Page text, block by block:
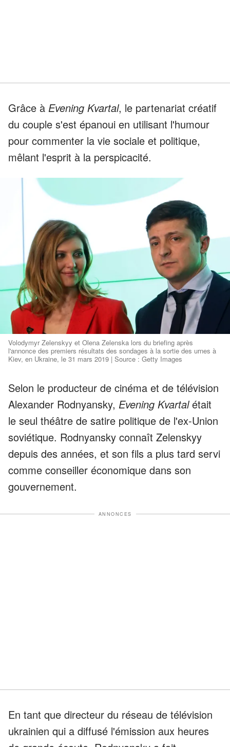
Grâce à Evening Kvartal, le partenariat créatif
du couple s'est épanoui en utilisant l'humour
pour commenter la vie sociale et politique,
mêlant l'esprit à la perspicacité.
Volodymyr Zelenskyy et Olena Zelenska lors du briefing après
l'annonce des premiers résultats des sondages à la sortie des urnes à
Kiev, en Ukraine, le 31 mars 2019 | Source : Getty Images
Selon le producteur de cinéma et de télévision
Alexander Rodnyansky, Evening Kvartalétait
le seul théâtre de satire politique de l'ex-Union
soviétique. Rodnyansky connaît Zelenskyy
depuis des années, et son fils a plus tard servi
comme conseiller économique dans son
gouvernement.
ANNONCES
En tant que directeur du réseau de télévision
ukrainien qui a diffusé l'émission aux heures